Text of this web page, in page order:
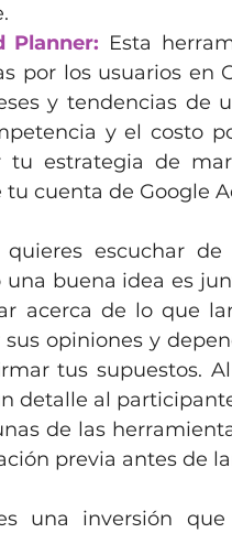
Planner: Esta
por los usuarios
y tendencias de
y el costo
tu estrategia de
cuenta de Google
quieres escuchar
una buena idea es
acerca de lo que
opiniones y
tus supuestos.
detalle al
de las
previa antes de
una inversión